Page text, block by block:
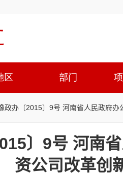
区 部门
政办〔2015〕9号 河南省人民政府
〕9号 河南
资公司改革创